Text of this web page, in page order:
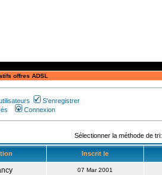
offres ADSL
S'enregistrer
Connexion
Sélectionner la méthode de tri:
Inscrit le
07 Mar 2001